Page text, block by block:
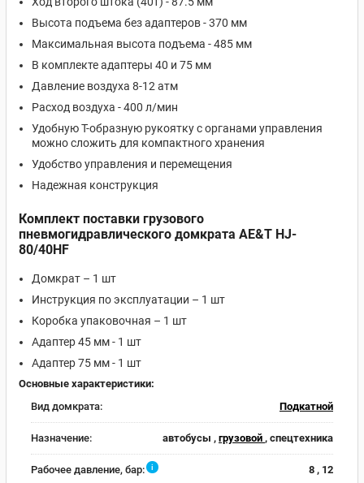
Высота подъема без адаптеров - 370 мм
Максимальная высота подъема - 485 мм
В комплекте адаптеры 40 и 75 мм
Давление воздуха 8-12 атм
Расход воздуха - 400 л/мин
Удобную Т-образную рукоятку с органами управления
можно сложить для компактного хранения
Удобство управления и перемещения
Надежная конструкция
Комплект поставки грузового
пневмогидравлического домкрата AE&T HJ-
80/40HF
Домкрат – 1 шт
Инструкция по эксплуатации – 1 шт
Коробка упаковочная – 1 шт
Адаптер 45 мм - 1 шт
Адаптер 75 мм - 1 шт
Основные характеристики:
Вид домкрата:
Подкатной
Назначение: автобусы , грузовой , спецтехника
Рабочее давление, бар: i 8 , 12